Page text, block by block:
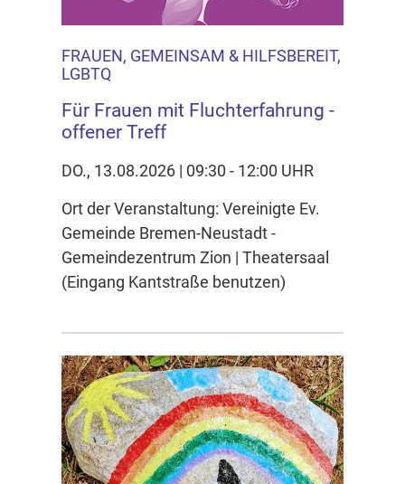
FRAUEN, GEMEINSAM & HILFSBEREIT,
LGBTQ
Für Frauen mit Fluchterfahrung -
offener Treff
DO., 13.08.2026 | 09:30 - 12:00 UHR
Ort der Veranstaltung: Vereinigte Ev.
Gemeinde Bremen-Neustadt -
Gemeindezentrum Zion | Theatersaal
(Eingang Kantstraße benutzen)